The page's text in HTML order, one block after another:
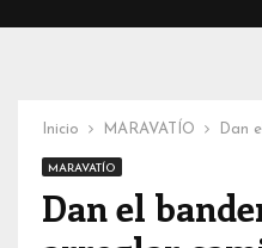
Inicio MARAVATÍO Dan
MARAVATÍO
Dan el